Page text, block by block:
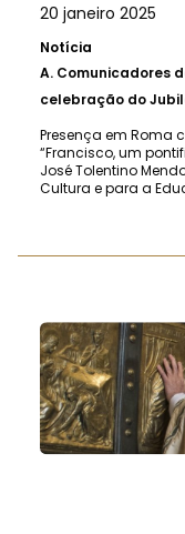
20 janeiro 2025
Notícia
A. Comunicadores
celebração do
Presença em Roma
“Francisco, um
José Tolentino
Cultura e para a